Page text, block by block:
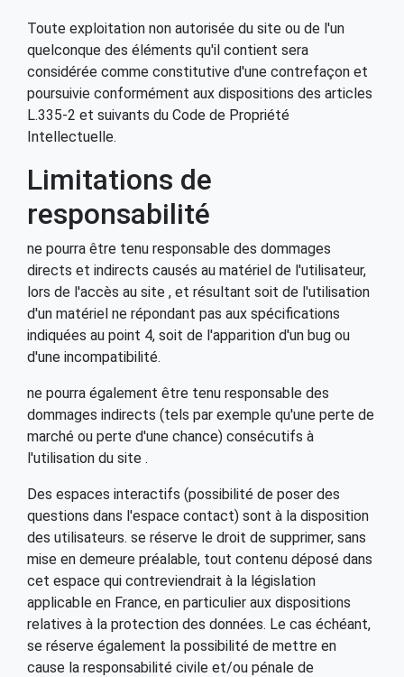
Toute exploitation non autorisée du site ou de l'un
quelconque des éléments qu'il contient sera
considérée comme constitutive d'une contrefaçon et
poursuivie conformément aux dispositions des articles
L.335-2 et suivants du Code de Propriété
Intellectuelle.
Limitations de
responsabilité
ne pourra être tenu responsable des dommages
directs et indirects causés au matériel de l'utilisateur,
lors de l'accès au site , et résultant soit de l'utilisation
d'un matériel ne répondant pas aux spécifications
indiquées au point 4, soit de l'apparition d'un bug ou
d'une incompatibilité.
ne pourra également être tenu responsable des
dommages indirects (tels par exemple qu'une perte de
marché ou perte d'une chance) consécutifs à
l'utilisation du site .
Des espaces interactifs (possibilité de poser des
questions dans l'espace contact) sont à la disposition
des utilisateurs. se réserve le droit de supprimer, sans
mise en demeure préalable, tout contenu déposé dans
cet espace qui contreviendrait à la législation
applicable en France, en particulier aux dispositions
relatives à la protection des données. Le cas échéant,
se réserve également la possibilité de mettre en
cause la responsabilité civile et/ou pénale de